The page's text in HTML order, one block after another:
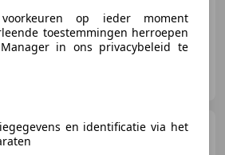
Nissan Maxima3.0 V6 SE
op ieder moment
toestemmingen herroepen
in ons privacybeleid te
en identificatie via het